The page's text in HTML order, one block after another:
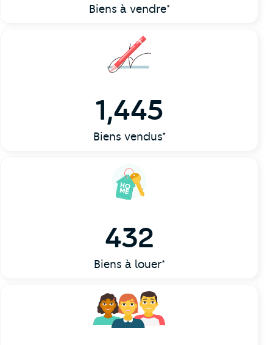
Biens à vendre*
1,445
Biens vendus*
432
Biens à louer*